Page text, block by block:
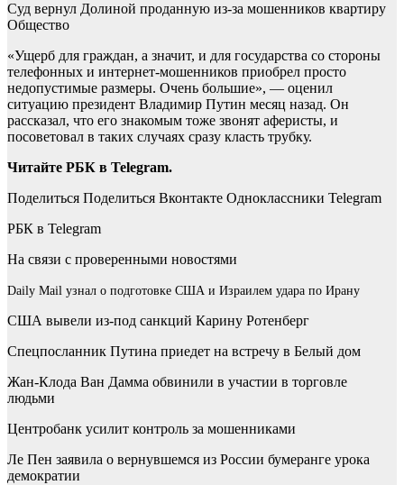
Суд вернул Долиной проданную из-за мошенников квартиру
Общество
«Ущерб для граждан, а значит, и для государства со стороны
телефонных и интернет-мошенников приобрел просто
недопустимые размеры. Очень большие», — оценил
ситуацию президент Владимир Путин месяц назад. Он
рассказал, что его знакомым тоже звонят аферисты, и
посоветовал в таких случаях сразу класть трубку.
Читайте РБК в Telegram.
Поделиться Поделиться Вконтакте Одноклассники Telegram
РБК в Telegram
На связи с проверенными новостями
Daily Mail узнал о подготовке США и Израилем удара по Ирану
США вывели из-под санкций Карину Ротенберг
Спецпосланник Путина приедет на встречу в Белый дом
Жан-Клода Ван Дамма обвинили в участии в торговле
людьми
Центробанк усилит контроль за мошенниками
Ле Пен заявила о вернувшемся из России бумеранге урока
демократии